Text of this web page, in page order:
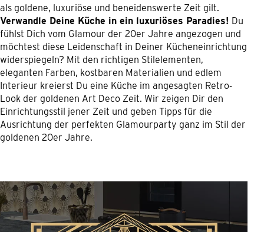
als goldene, luxuriöse und beneidenswerte Zeit gilt.
Verwandle Deine Küche in ein luxuriöses Paradies! Du
fühlst Dich vom Glamour der 20er Jahre angezogen und
möchtest diese Leidenschaft in Deiner Kücheneinrichtung
widerspiegeln? Mit den richtigen Stilelementen,
eleganten Farben, kostbaren Materialien und edlem
Interieur kreierst Du eine Küche im angesagten Retro-
Look der goldenen Art Deco Zeit. Wir zeigen Dir den
Einrichtungsstil jener Zeit und geben Tipps für die
Ausrichtung der perfekten Glamourparty ganz im Stil der
goldenen 20er Jahre.